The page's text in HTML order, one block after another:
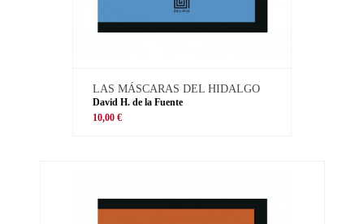
LAS MÁSCARAS DEL HIDALGO
David H. de la Fuente
10,00 €